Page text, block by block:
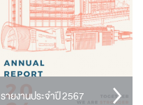
รายงานประจำปี 2567